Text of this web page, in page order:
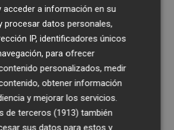
científicas y cifras que
Respecto a lamancha
que cada año se detecta u
envíos de naranjas y
y pomelos procedentes
con esta
a 2023 hubo 123
con cargamentos
acceder a información en su
procesar datos personales,
IP, identificadores únicos
para ofrecer
personalizados, medir
obtener información
y mejorar los servicios.
de terceros (1913) también
sus datos para estos y